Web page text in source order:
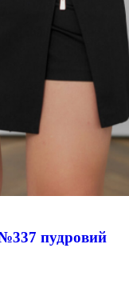
пудровий